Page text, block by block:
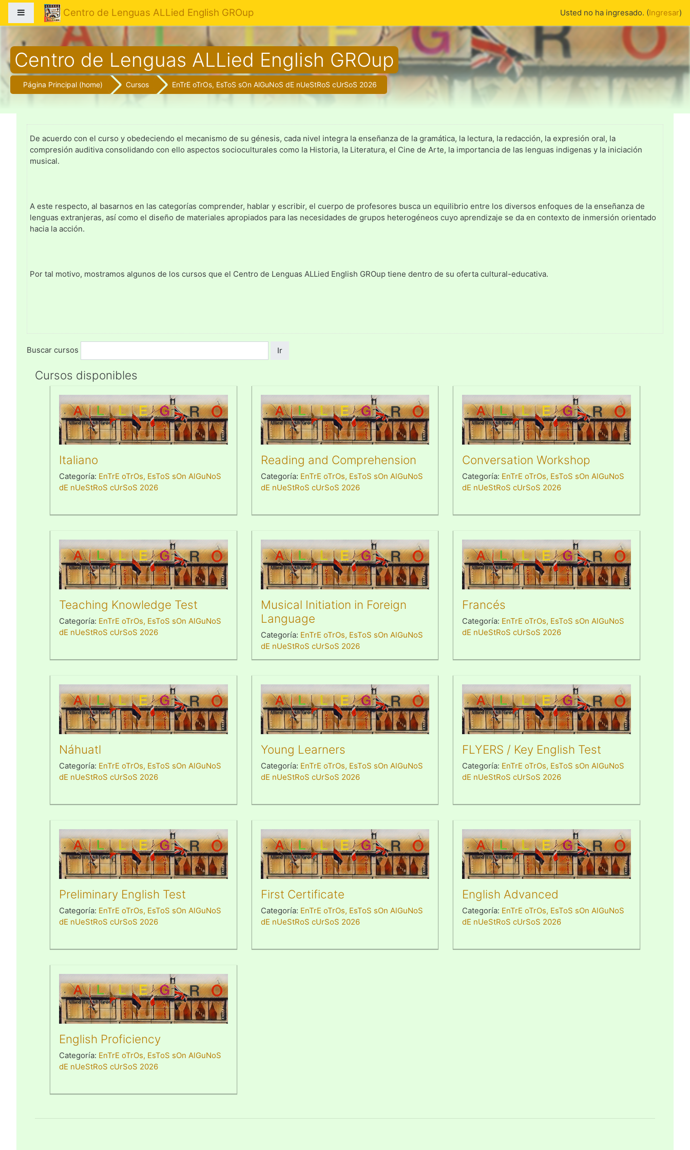
Saltar a contenido principal
Pánel lateralCentro de Lenguas ALLied English GROup Usted no ha ingresado. (Ingresar)
Centro de Lenguas ALLied English GROup
Página Principal (home) Cursos EnTrE oTrOs, EsToS sOn AlGuNoS dE nUeStRoS cUrSoS 2026
De acuerdo con el curso y obedeciendo el mecanismo de su génesis, cada nivel integra la enseñanza de la gramática, la lectura, la redacción, la expresión oral, la
compresión auditiva consolidando con ello aspectos socioculturales como la Historia, la Literatura, el Cine de Arte, la importancia de las lenguas indigenas y la iniciación
musical.
A este respecto, al basarnos en las categorías comprender, hablar y escribir, el cuerpo de profesores busca un equilibrio entre los diversos enfoques de la enseñanza de
lenguas extranjeras, así como el diseño de materiales apropiados para las necesidades de grupos heterogéneos cuyo aprendizaje se da en contexto de inmersión orientado
hacia la acción.
Por tal motivo, mostramos algunos de los cursos que el Centro de Lenguas ALLied English GROup tiene dentro de su oferta cultural-educativa.
Buscar cursos Ir
Cursos disponibles
Italiano
Categoría: EnTrE oTrOs, EsToS sOn AlGuNoS
dE nUeStRoS cUrSoS 2026
Reading and Comprehension
Categoría: EnTrE oTrOs, EsToS sOn AlGuNoS
dE nUeStRoS cUrSoS 2026
Conversation Workshop
Categoría: EnTrE oTrOs, EsToS sOn AlGuNoS
dE nUeStRoS cUrSoS 2026
Teaching Knowledge Test
Categoría: EnTrE oTrOs, EsToS sOn AlGuNoS
dE nUeStRoS cUrSoS 2026
Musical Initiation in Foreign
Language
Categoría: EnTrE oTrOs, EsToS sOn AlGuNoS
dE nUeStRoS cUrSoS 2026
Francés
Categoría: EnTrE oTrOs, EsToS sOn AlGuNoS
dE nUeStRoS cUrSoS 2026
Náhuatl
Categoría: EnTrE oTrOs, EsToS sOn AlGuNoS
dE nUeStRoS cUrSoS 2026
Young Learners
Categoría: EnTrE oTrOs, EsToS sOn AlGuNoS
dE nUeStRoS cUrSoS 2026
FLYERS / Key English Test
Categoría: EnTrE oTrOs, EsToS sOn AlGuNoS
dE nUeStRoS cUrSoS 2026
Preliminary English Test
Categoría: EnTrE oTrOs, EsToS sOn AlGuNoS
dE nUeStRoS cUrSoS 2026
First Certificate
Categoría: EnTrE oTrOs, EsToS sOn AlGuNoS
dE nUeStRoS cUrSoS 2026
English Advanced
Categoría: EnTrE oTrOs, EsToS sOn AlGuNoS
dE nUeStRoS cUrSoS 2026
English Proficiency
Categoría: EnTrE oTrOs, EsToS sOn AlGuNoS
dE nUeStRoS cUrSoS 2026